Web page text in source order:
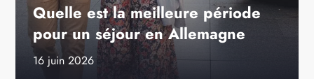
Quelle est la meilleure période
pour un séjour en Allemagne
16 juin 2026